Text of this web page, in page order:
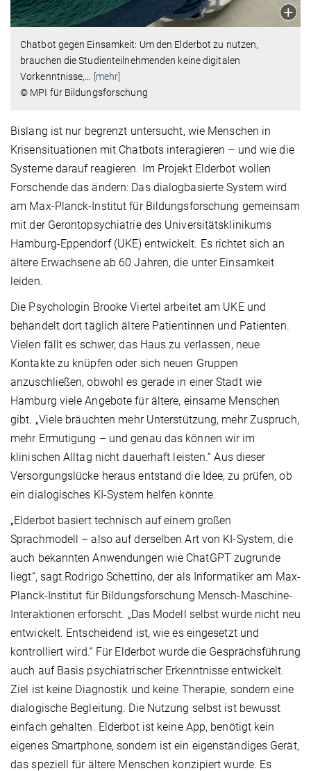
Chatbot gegen Einsamkeit: Um den Elderbot zu nutzen,
brauchen die Studienteilnehmenden keine digitalen
Vorkenntnisse,… [mehr]
© MPI für Bildungsforschung
Bislang ist nur begrenzt untersucht, wie Menschen in
Krisensituationen mit Chatbots interagieren – und wie die
Systeme darauf reagieren. Im Projekt Elderbot wollen
Forschende das ändern: Das dialogbasierte System wird
am Max-Planck-Institut für Bildungsforschung gemeinsam
mit der Gerontopsychiatrie des Universitätsklinikums
Hamburg-Eppendorf (UKE) entwickelt. Es richtet sich an
ältere Erwachsene ab 60 Jahren, die unter Einsamkeit
leiden.
Die Psychologin Brooke Viertel arbeitet am UKE und
behandelt dort täglich ältere Patientinnen und Patienten.
Vielen fällt es schwer, das Haus zu verlassen, neue
Kontakte zu knüpfen oder sich neuen Gruppen
anzuschließen, obwohl es gerade in einer Stadt wie
Hamburg viele Angebote für ältere, einsame Menschen
gibt. „Viele bräuchten mehr Unterstützung, mehr Zuspruch,
mehr Ermutigung – und genau das können wir im
klinischen Alltag nicht dauerhaft leisten.“ Aus dieser
Versorgungslücke heraus entstand die Idee, zu prüfen, ob
ein dialogisches KI-System helfen könnte.
„Elderbot basiert technisch auf einem großen
Sprachmodell – also auf derselben Art von KI-System, die
auch bekannten Anwendungen wie ChatGPT zugrunde
liegt“, sagt Rodrigo Schettino, der als Informatiker am Max-
Planck-Institut für Bildungsforschung Mensch-Maschine-
Interaktionen erforscht. „Das Modell selbst wurde nicht neu
entwickelt. Entscheidend ist, wie es eingesetzt und
kontrolliert wird.“ Für Elderbot wurde die Gesprächsführung
auch auf Basis psychiatrischer Erkenntnisse entwickelt.
Ziel ist keine Diagnostik und keine Therapie, sondern eine
dialogische Begleitung. Die Nutzung selbst ist bewusst
einfach gehalten. Elderbot ist keine App, benötigt kein
eigenes Smartphone, sondern ist ein eigenständiges Gerät,
das speziell für ältere Menschen konzipiert wurde. Es